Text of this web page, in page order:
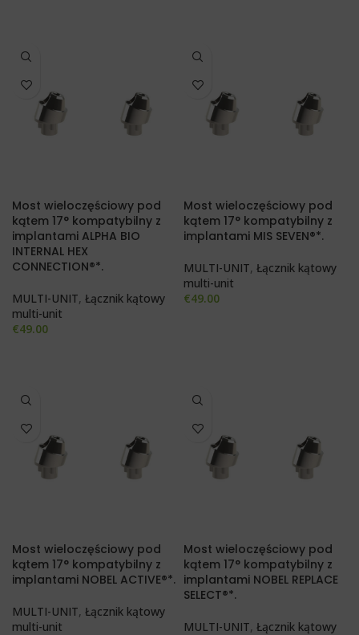
Most wieloczęściowy pod
kątem 17° kompatybilny z
implantami ALPHA BIO
INTERNAL HEX
CONNECTION®*.
MULTI-UNIT, Łącznik kątowy
multi-unit
€49.00
Most wieloczęściowy pod
kątem 17° kompatybilny z
implantami MIS SEVEN®*.
MULTI-UNIT, Łącznik kątowy
multi-unit
€49.00
Most wieloczęściowy pod
kątem 17° kompatybilny z
implantami NOBEL ACTIVE®*.
MULTI-UNIT, Łącznik kątowy
multi-unit
Most wieloczęściowy pod
kątem 17° kompatybilny z
implantami NOBEL REPLACE
SELECT®*.
MULTI-UNIT, Łącznik kątowy